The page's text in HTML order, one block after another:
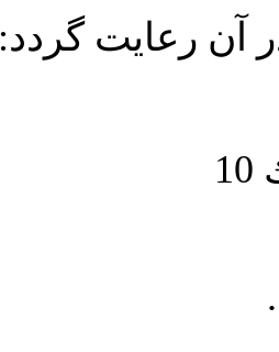
آن رعايت گردد: